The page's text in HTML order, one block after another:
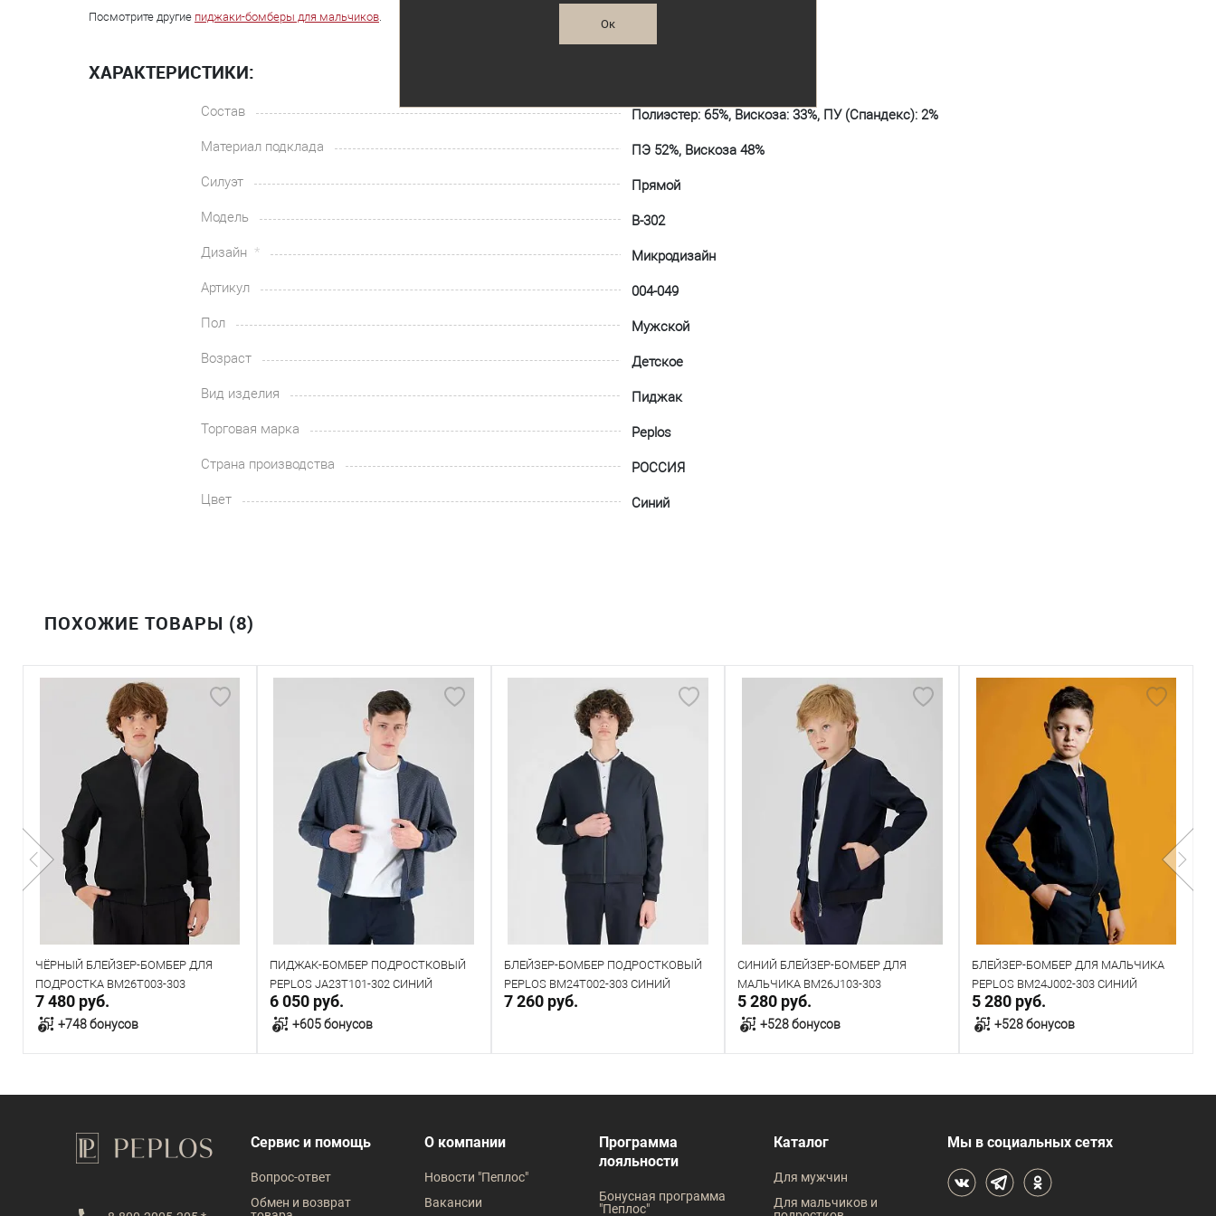
Ок
Посмотрите другие пиджаки-бомберы для мальчиков.
ХАРАКТЕРИСТИКИ:
Состав
Полиэстер: 65%, Вискоза: 33%, ПУ (Спандекс): 2%
Материал подклада
ПЭ 52%, Вискоза 48%
Силуэт
Прямой
Модель
В-302
Дизайн
Микродизайн
Артикул
004-049
Пол
Мужской
Возраст
Детское
Вид изделия
Пиджак
Торговая марка
Peplos
Страна производства
РОССИЯ
Цвет
Синий
ПОХОЖИЕ ТОВАРЫ (8)
ЧЁРНЫЙ БЛЕЙЗЕР-БОМБЕР ДЛЯ
ПОДРОСТКА BM26T003-303
7 480 руб.
+748 бонусов
В корзину
В наличии
Таблица размеров
ПИДЖАК-БОМБЕР ПОДРОСТКОВЫЙ
PEPLOS JA23T101-302 СИНИЙ
6 050 руб.
+605 бонусов
В корзину
В наличии
БЛЕЙЗЕР-БОМБЕР ПОДРОСТКОВЫЙ
PEPLOS BM24T002-303 СИНИЙ
7 260 руб.
Направить запрос
Таблица размеров
СИНИЙ БЛЕЙЗЕР-БОМБЕР ДЛЯ
МАЛЬЧИКА BM26J103-303
5 280 руб.
+528 бонусов
В корзину
В наличии
БЛЕЙЗЕР-БОМБЕР ДЛЯ МАЛЬЧИКА
PEPLOS BM24J002-303 СИНИЙ
5 280 руб.
+528 бонусов
В корзину
В наличии
Размер одежды
Сервис и помощь
Вопрос-ответ
Обмен и возврат
О компании
Новости "Пеплос"
Вакансии
Программа
лояльности
Бонусная программа
"Пеплос"
Каталог
Для мужчин
Для мальчиков и
Мы в социальных сетях